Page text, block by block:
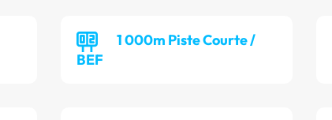
1 000m Piste Courte /
BEF